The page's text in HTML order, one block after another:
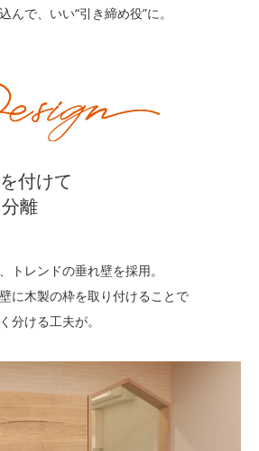
んで、いい“引き締め役”に。
付けて
離
トレンドの垂れ壁を採用。
に木製の枠を取り付けることで
分ける工夫が。